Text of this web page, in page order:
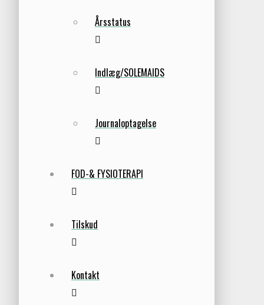
Årsstatus
Indlæg/SOLEMAIDS
Journaloptagelse
FOD-& FYSIOTERAPI
Tilskud
Kontakt